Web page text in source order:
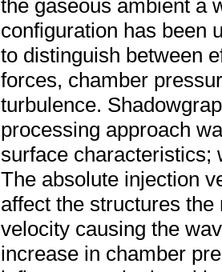
the gaseous ambient a
configuration has been
to distinguish between
forces, chamber
turbulence.
processing approach
surface characteristics;
The absolute injection
affect the structures
velocity causing the
increase in chamber